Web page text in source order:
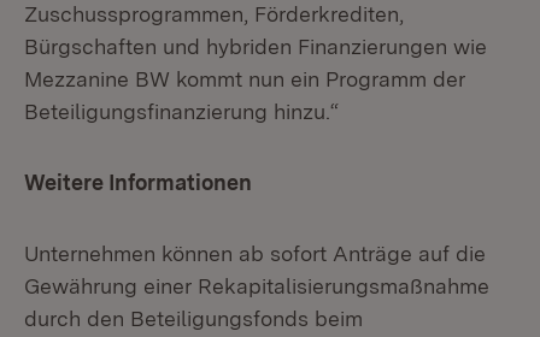
Zuschussprogrammen, Förderkrediten,
Bürgschaften und hybriden Finanzierungen wie
Mezzanine BW kommt nun ein Programm der
Beteiligungsfinanzierung hinzu.“
Weitere Informationen
Unternehmen können ab sofort Anträge auf die
Gewährung einer Rekapitalisierungsmaßnahme
durch den Beteiligungsfonds beim